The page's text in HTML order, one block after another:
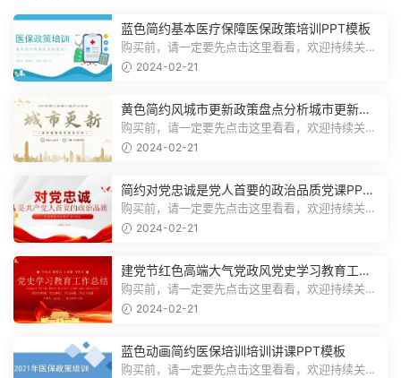
蓝色简约基本医疗保障医保政策培训PPT模板
购买前，请一定要先点击这里看看，欢迎持续关
注，精彩模板每天推送预览结束，一共2...
2024-02-21
黄色简约风城市更新政策盘点分析城市更新宣
传PPT模板
购买前，请一定要先点击这里看看，欢迎持续关
注，精彩模板每天推送预览结束，一共1...
2024-02-21
简约对党忠诚是党人首要的政治品质党课PPT
模板
购买前，请一定要先点击这里看看，欢迎持续关
注，精彩模板每天推送预览结束，一共1...
2024-02-21
建党节红色高端大气党政风党史学习教育工作
总结主题PPT模板
购买前，请一定要先点击这里看看，欢迎持续关
注，精彩模板每天推送预览结束，一共2...
2024-02-21
蓝色动画简约医保培训培训讲课PPT模板
购买前，请一定要先点击这里看看，欢迎持续关